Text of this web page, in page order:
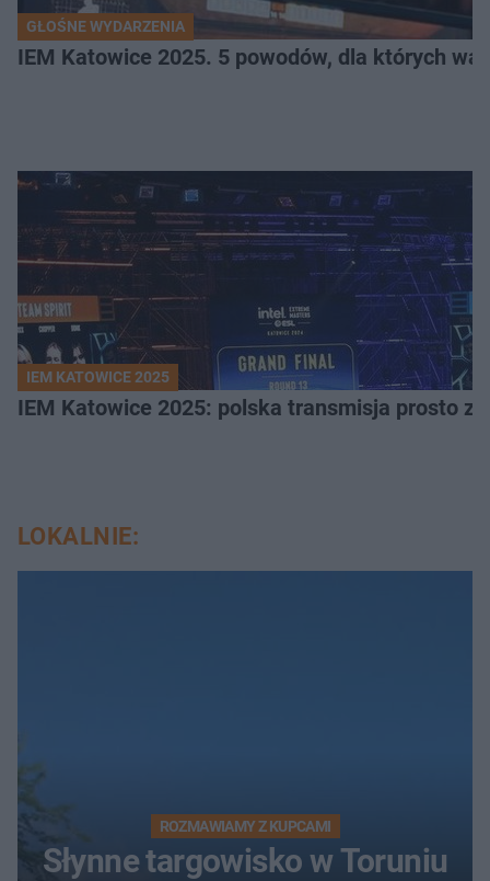
GŁOŚNE WYDARZENIA
IEM Katowice 2025. 5 powodów, dla których
IEM KATOWICE 2025
IEM Katowice 2025: polska transmisja prosto
LOKALNIE:
ROZMAWIAMY Z KUPCAMI
Słynne targowisko w Toruniu